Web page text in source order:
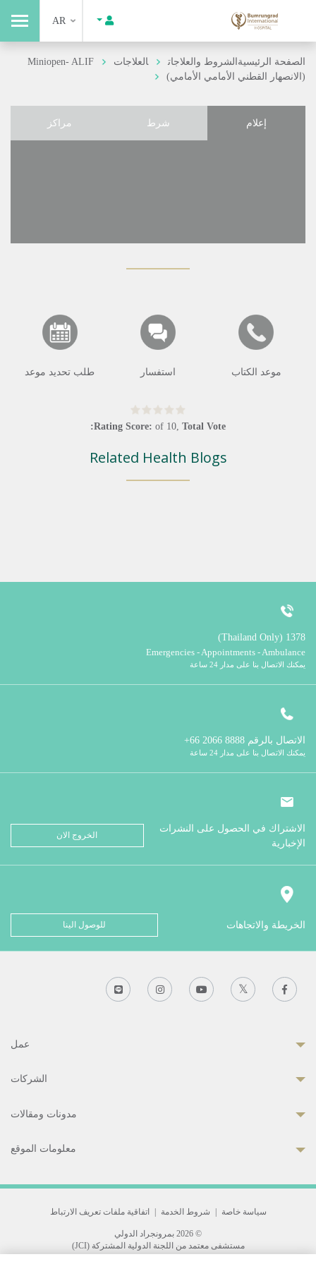
AR
الصفحة الرئيسيةالشروط والعلاجات العلاجات
Miniopen- ALIF
(الانصهار القطني الأمامي الأمامي)
إعلام شرط مراكز
موعد الكتاب استفسار طلب تحديد موعد
Rating Score: of 10, Total Vote:
Related Health Blogs
1378 (Thailand Only)
Emergencies - Appointments - Ambulance
يمكنك الاتصال بنا على مدار 24 ساعة
الاتصال بالرقم
يمكنك الاتصال بنا على مدار 24 ساعة
الاشتراك في الحصول على النشرات
الإخبارية
الخروج الان
الخريطة والاتجاهات للوصول الينا
عمل
الشركات
مدونات ومقالات
معلومات الموقع
سياسة خاصة شروط الخدمة اتفاقية ملفات تعريف الارتباط
© 2026 بمرونجراد الدولي
مستشفى معتمد من اللجنة الدولية المشتركة (JCI)